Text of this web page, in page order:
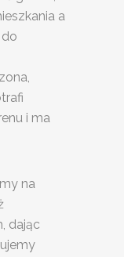
a
i ma
na
dając